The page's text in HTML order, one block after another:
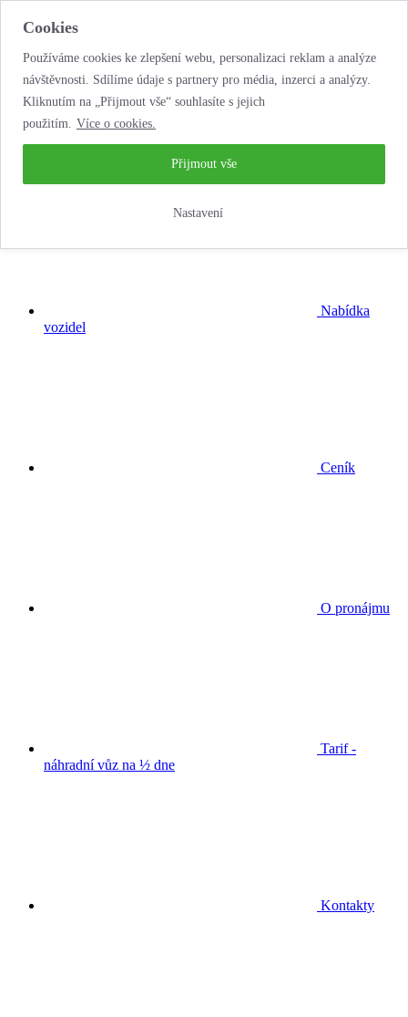
Cookies
Používáme cookies ke zlepšení webu, personalizaci reklam a analýze
návštěvnosti. Sdílíme údaje s partnery pro média, inzerci a analýzy.
Kliknutím na „Přijmout vše“ souhlasíte s jejich
použitím. Více o cookies.
Nastavení
Přijmout vše
Nabídka
vozidel
Ceník
O pronájmu
Tarif -
náhradní vůz na ½ dne
Kontakty